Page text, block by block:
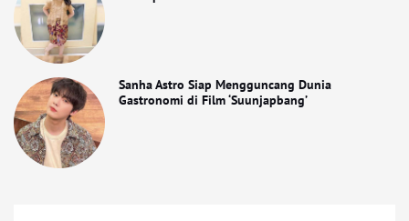
Sanha Astro Siap Mengguncang Dunia
Gastronomi di Film ‘Suunjapbang’